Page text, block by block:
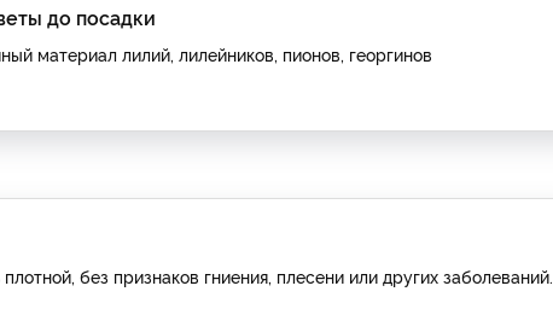
до посадки
материал лилий, лилейников, пионов, георгинов
без признаков гниения, плесени или других заболеваний.